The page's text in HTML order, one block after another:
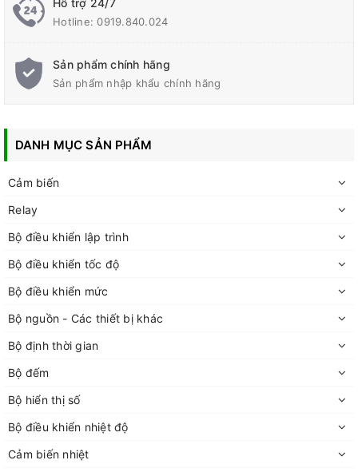
Hỗ trợ 24/7
Hotline:0919.840.024
Sản phẩm chính hãng
Sản phẩm nhập khẩu chính hãng
DANH MỤC SẢN PHẨM
Cảm biến
Relay
Bộ điều khiển lập trình
Bộ điều khiển tốc độ
Bộ điều khiển mức
Bộ nguồn - Các thiết bị khác
Bộ định thời gian
Bộ đếm
Bộ hiển thị số
Bộ điều khiển nhiệt độ
Cảm biến nhiệt